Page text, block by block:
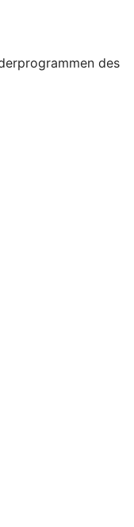
des